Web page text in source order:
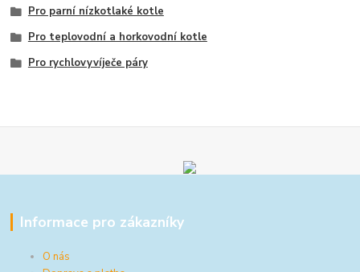
Pro parní nízkotlaké kotle
Pro teplovodní a horkovodní kotle
Pro rychlovyvíječe páry
Informace pro zákazníky
O nás